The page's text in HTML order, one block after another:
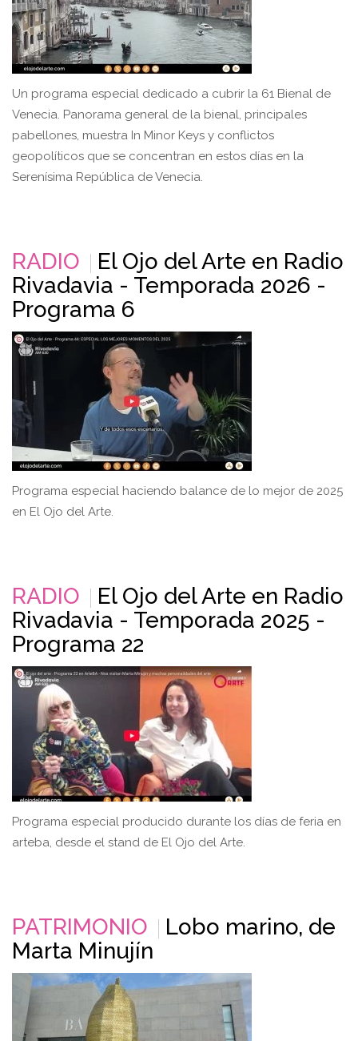
Un programa especial dedicado a cubrir la 61 Bienal de
Venecia. Panorama general de la bienal, principales
pabellones, muestra In Minor Keys y conflictos
geopolíticos que se concentran en estos días en la
Serenísima República de Venecia.
RADIO
El Ojo del Arte en Radio
Rivadavia - Temporada 2026 -
Programa 6
Programa especial haciendo balance de lo mejor de 2025
en El Ojo del Arte.
RADIO
El Ojo del Arte en Radio
Rivadavia - Temporada 2025 -
Programa 22
Programa especial producido durante los días de feria en
arteba, desde el stand de El Ojo del Arte.
PATRIMONIO
Lobo marino, de
Marta Minujín